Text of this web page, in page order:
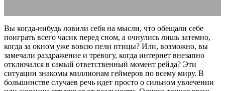
Вы когда-нибудь ловили себя на мысли, что обещали себе
поиграть всего часик перед сном, а очнулись лишь затемно,
когда за окном уже вовсю пели птицы? Или, возможно, вы
замечали раздражение и тревогу, когда интернет внезапно
отключался в самый ответственный момент рейда? Эти
ситуации знакомы миллионам геймеров по всему миру. В
большинстве случаев речь идет просто о сильном увлечении